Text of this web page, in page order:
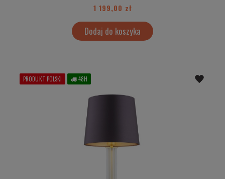
1 199,00 zł
Dodaj do koszyka
PRODUKT POLSKI 48H